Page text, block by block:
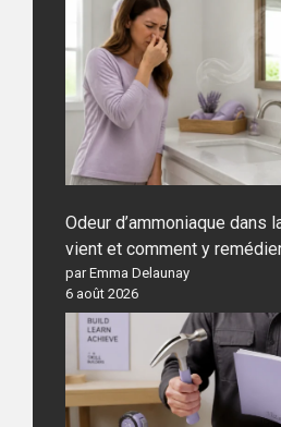
Odeur d’ammoniaque dans
vient et comment y
par Emma Delaunay
6 août 2026